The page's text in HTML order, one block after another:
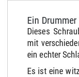
Ein
Dieses
mit
ein echter
Es ist eine